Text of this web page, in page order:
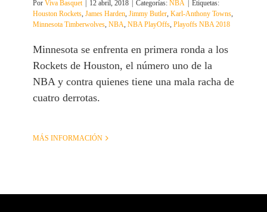
Por Viva Basquet 12 abril, 2018 Categorías: NBA
Etiquetas:
Houston Rockets, James Harden, Jimmy Butler, Karl-Anthony Towns,
Minnesota Timberwolves, NBA, NBA PlayOffs, Playoffs NBA 2018
Minnesota se enfrenta en primera ronda a los
Rockets de Houston, el número uno de la
NBA y contra quienes tiene una mala racha de
cuatro derrotas.
MÁS INFORMACIÓN